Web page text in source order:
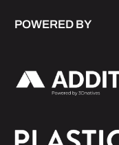
POWERED BY